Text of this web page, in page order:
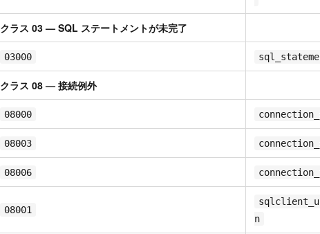
クラス 03 — SQL ステートメントが未完了
03000
クラス 08 — 接続例外
08000
08003
08006
08001
n